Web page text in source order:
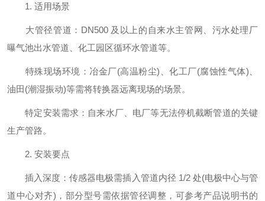
1. 适用场景
大管径管道：DN500 及以上的自来水主管网、污水处理厂
曝气池出水管道、化工园区循环水管道等。
特殊现场环境：冶金厂(高温粉尘)、化工厂(腐蚀性气体)、
油田(潮湿振动)等需将转换器远离现场的场景。
特定安装需求：自来水厂、电厂等无法停机截断管道的关键
生产管路。
2. 安装要点
插入深度：传感器电极需插入管道内径 1/2 处(电极中心与管
道中心对齐)，部分型号需依据管径调整，可参考产品说明书的